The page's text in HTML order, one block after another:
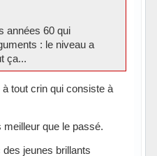
années 60 qui
: le niveau a
ça...
tout crin qui consiste à
meilleur que le passé.
jeunes brillants